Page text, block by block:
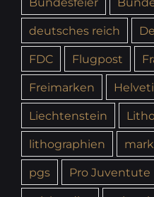
deutsches reich
FDC
Flugpost
Freimarken
Liechtenstein
lithographien
pgs
Pro Juventute